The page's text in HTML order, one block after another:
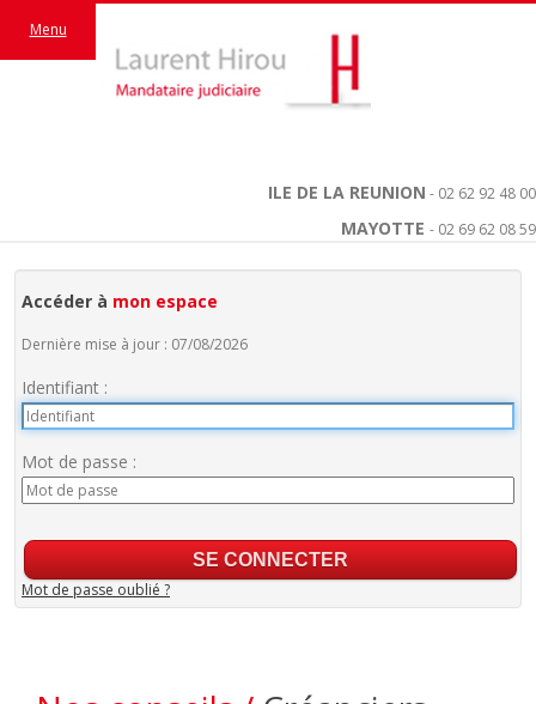
ILE DE LA REUNION - 02 62 92 48 00
MAYOTTE - 02 69 62 08 59
Menu
Accéder à mon espace
Dernière mise à jour : 07/08/2026
Identifiant :
Mot de passe :
Mot de passe oublié ?